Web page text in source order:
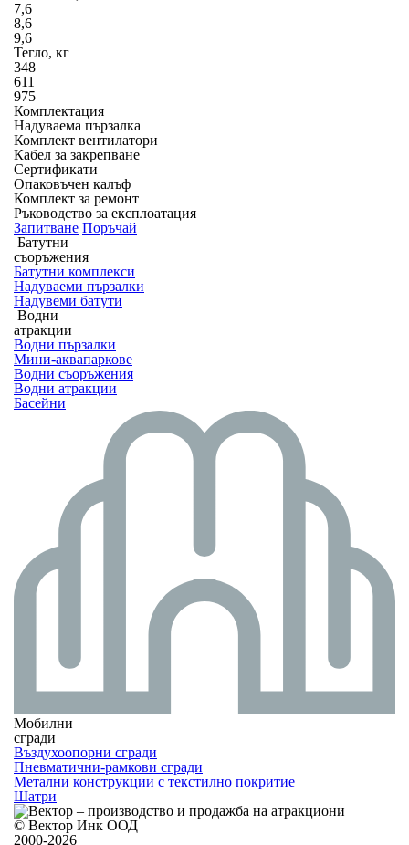
7,6
8,6
9,6
Тегло, кг
348
611
975
Комплектация
Надуваема пързалка
Комплект вентилатори
Кабел за закрепване
Сертификати
Опаковъчен калъф
Комплект за ремонт
Ръководство за експлоатация
Запитване Поръчай
Батутни
съоръжения
Батутни комплекси
Надуваеми пързалки
Надувеми батути
Водни
атракции
Водни пързалки
Мини-аквапаркове
Водни съоръжения
Водни атракции
Басейни
Мобилни
сгради
Въздухоопорни сгради
Пневматични-рамкови сгради
Метални конструкции с текстилно покритие
Шатри
© Вектор Инк ООД
2000-2026